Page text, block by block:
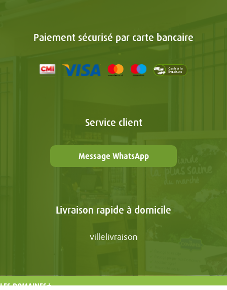
Paiement sécurisé par carte bancaire
Service client
Message WhatsApp
Livraison rapide à domicile
villelivraison
LES DOMAINES